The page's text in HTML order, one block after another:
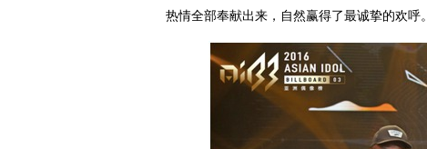
热情全部奉献出来，自然赢得了最诚挚的欢呼。